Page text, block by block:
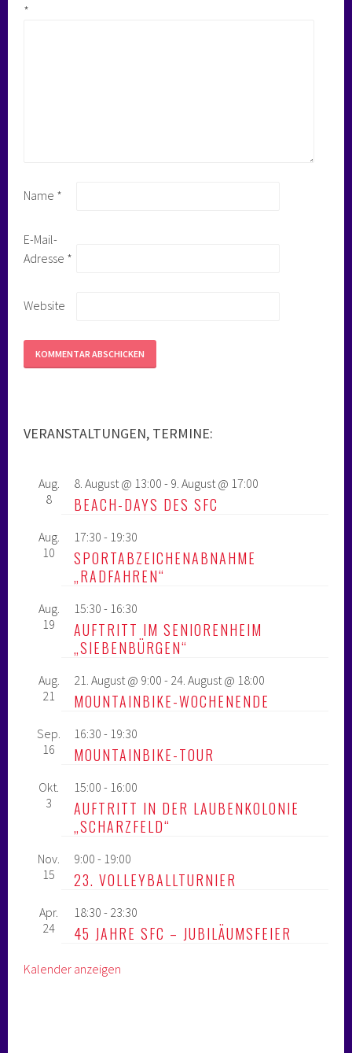
*
Name *
E-Mail-
Adresse *
Website
VERANSTALTUNGEN, TERMINE:
Aug.
8
8. August @ 13:00 - 9. August @ 17:00
BEACH-DAYS DES SFC
Aug.
10
17:30 - 19:30
SPORTABZEICHENABNAHME
„RADFAHREN“
Aug.
19
15:30 - 16:30
AUFTRITT IM SENIORENHEIM
„SIEBENBÜRGEN“
Aug.
21
21. August @ 9:00 - 24. August @ 18:00
MOUNTAINBIKE-WOCHENENDE
Sep.
16
16:30 - 19:30
MOUNTAINBIKE-TOUR
Okt.
3
15:00 - 16:00
AUFTRITT IN DER LAUBENKOLONIE
„SCHARZFELD“
Nov.
15
9:00 - 19:00
23. VOLLEYBALLTURNIER
Apr.
24
18:30 - 23:30
45 JAHRE SFC – JUBILÄUMSFEIER
Kalender anzeigen